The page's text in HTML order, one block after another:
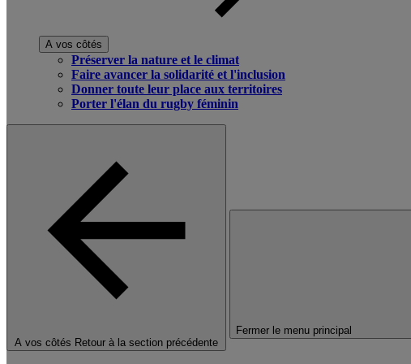
A vos côtés
Préserver la nature et le climat
Faire avancer la solidarité et l'inclusion
Donner toute leur place aux territoires
Porter l'élan du rugby féminin
A vos côtés Retour à la section précédente
Fermer le menu principal